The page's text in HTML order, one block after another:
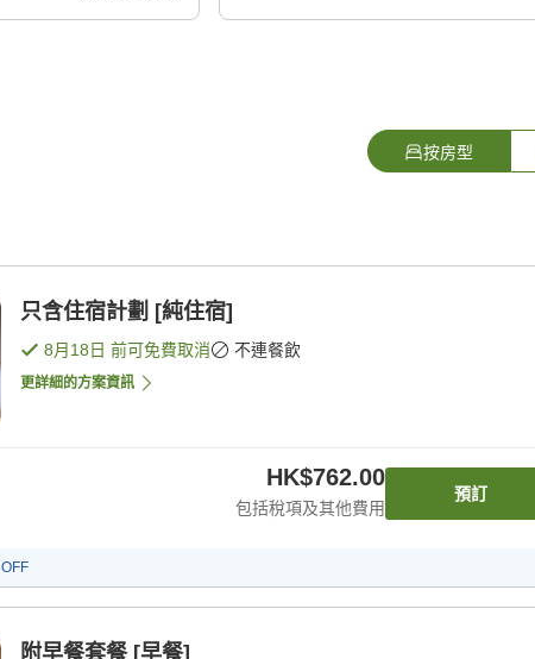
按房型
只含住宿計劃 [純住宿]
8月18日 前可免費取消 不連餐飲
更詳細的方案資訊
HK$762.00
包括稅項及其他費用
預訂
OFF
附早餐套餐 [早餐]